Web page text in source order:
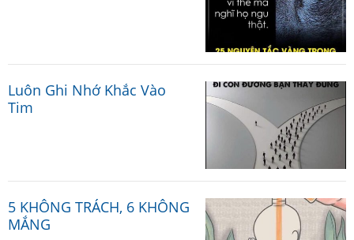
Luôn Ghi Nhớ Khắc Vào
Tim
5 KHÔNG TRÁCH, 6 KHÔNG
MẮNG